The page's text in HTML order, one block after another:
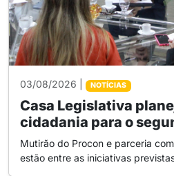
03/08/2026 | NOTÍCIAS
Casa Legislativa
cidadania para o
Mutirão do Procon e parceria
estão entre as iniciativas